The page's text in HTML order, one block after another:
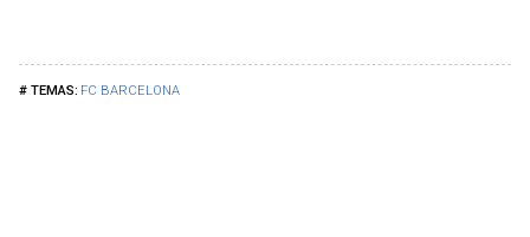
FC BARCELONA